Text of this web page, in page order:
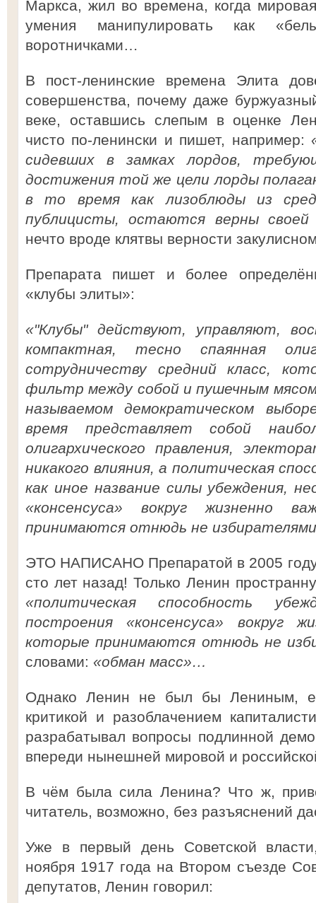
Маркса, жил во времена, когда
умения манипулировать как
воротничками…
В пост-ленинские времена Элита
совершенства, почему даже
веке, оставшись слепым в оценке
чисто по-ленински и пишет, например:
сидевших в замках лордов,
достижения той же цели лорды
в то время как лизоблюды из
публицисты, остаются верны своей
нечто вроде клятвы верности
Препарата пишет и более
«клубы элиты»:
«"Клубы" действуют, управляют,
компактная, тесно спаянная
сотрудничеству средний класс,
фильтр между собой и пушечным
называемом демократическом
время представляет собой
олигархического правления,
никакого влияния, а политическая
как иное название силы убеждения,
«консенсуса» вокруг жизненно
принимаются отнюдь не
ЭТО НАПИСАНО Препаратой в 2005
сто лет назад! Только Ленин
«политическая способность
построения «консенсуса» вокруг
которые принимаются отнюдь не
словами: «обман масс»…
Однако Ленин не был бы Лениным,
критикой и разоблачением
разрабатывал вопросы подлинной
впереди нынешней мировой и
В чём была сила Ленина? Что ж,
читатель, возможно, без разъяснений
Уже в первый день Советской
ноября 1917 года на Втором съезде
депутатов, Ленин говорил: